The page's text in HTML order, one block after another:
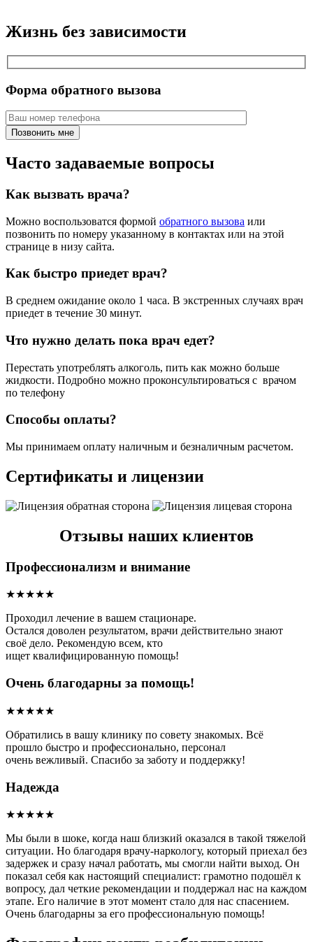
Жизнь без зависимости
Форма обратного вызова
Часто задаваемые вопросы
Как вызвать врача?
Можно воспользоватся формой обратного вызова или
позвонить по номеру указанному в контактах или на этой
странице в низу сайта.
Как быстро приедет врач?
В среднем ожидание около 1 часа. В экстренных случаях врач
приедет в течение 30 минут.
Что нужно делать пока врач едет?
Перестать употреблять алкоголь, пить как можно больше
жидкости. Подробно можно проконсультироваться с врачом
по телефону
Способы оплаты?
Мы принимаем оплату наличным и безналичным расчетом.
Сертификаты и лицензии
Отзывы наших клиентов
Профессионализм и внимание
★★★★★
Проходил лечение в вашем стационаре.
Остался доволен результатом, врачи действительно знают
своё дело. Рекомендую всем, кто
ищет квалифицированную помощь!
Очень благодарны за помощь!
★★★★★
Обратились в вашу клинику по совету знакомых. Всё
прошло быстро и профессионально, персонал
очень вежливый. Спасибо за заботу и поддержку!
Надежда
★★★★★
Мы были в шоке, когда наш близкий оказался в такой тяжелой
ситуации. Но благодаря врачу-наркологу, который приехал без
задержек и сразу начал работать, мы смогли найти выход. Он
показал себя как настоящий специалист: грамотно подошёл к
вопросу, дал четкие рекомендации и поддержал нас на каждом
этапе. Его наличие в этот момент стало для нас спасением.
Очень благодарны за его профессиональную помощь!